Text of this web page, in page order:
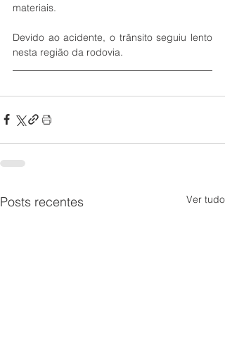
materiais.
Devido ao acidente, o trânsito seguiu lento
nesta região da rodovia.
Posts recentes Ver tudo